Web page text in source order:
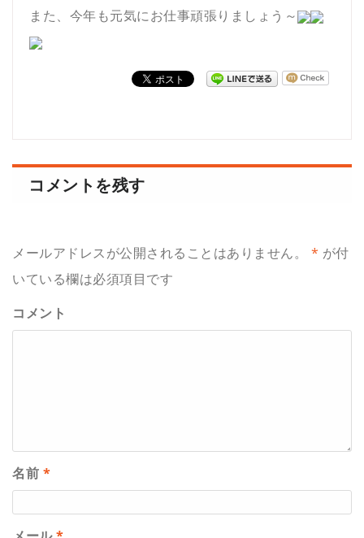
また、今年も元気にお仕事頑張りましょう～
コメントを残す
メールアドレスが公開されることはありません。 * が付
いている欄は必須項目です
コメント
名前 *